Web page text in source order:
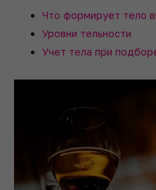
Что формирует тело
Уровни тельности
Учет тела при